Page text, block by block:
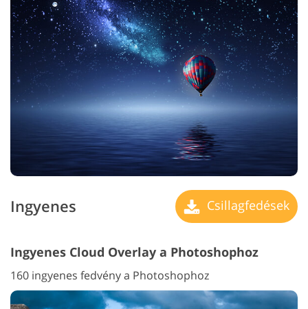
Ingyenes Csillagfedések
Ingyenes Cloud Overlay a Photoshophoz
160 ingyenes fedvény a Photoshophoz